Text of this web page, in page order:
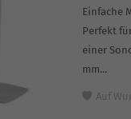
Einfache
Perfekt
einer
mm...
Auf